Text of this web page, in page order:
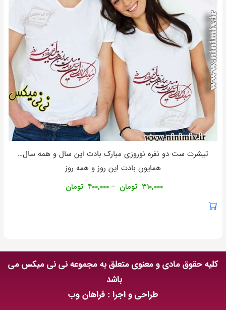
تیشرت ست دو نفره نوروزی مبارک بادت اين سال و همه سال…
همايون بادت اين روز و همه روز
۳۱۰,۰۰۰ تومان – ۴۰۰,۰۰۰ تومان
کلیه حقوق مادی و معنوی متعلق به مجموعه نی نی میکس می
باشد
طراحی و اجرا : فراهان وب